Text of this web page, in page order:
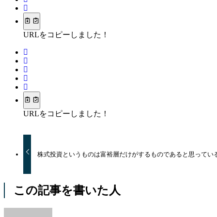
URLをコピーしました！
URLをコピーしました！
株式投資というものは富裕層だけがするものであると思ってい
この記事を書いた人